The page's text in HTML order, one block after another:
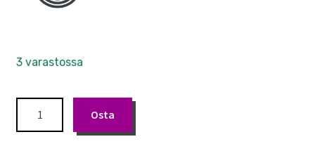
3 varastossa
Osta